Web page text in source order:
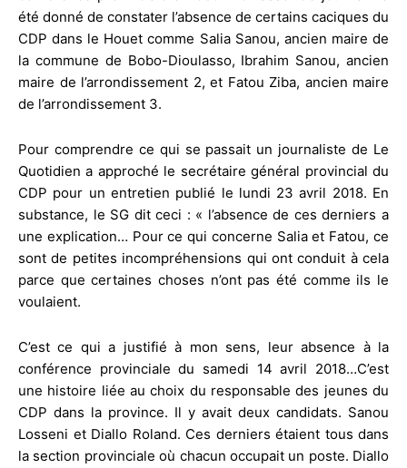
été donné de constater l’absence de certains caciques du
CDP dans le Houet comme Salia Sanou, ancien maire de
la commune de Bobo-Dioulasso, Ibrahim Sanou, ancien
maire de l’arrondissement 2, et Fatou Ziba, ancien maire
de l’arrondissement 3.
Pour comprendre ce qui se passait un journaliste de Le
Quotidien a approché le secrétaire général provincial du
CDP pour un entretien publié le lundi 23 avril 2018. En
substance, le SG dit ceci : « l’absence de ces derniers a
une explication… Pour ce qui concerne Salia et Fatou, ce
sont de petites incompréhensions qui ont conduit à cela
parce que certaines choses n’ont pas été comme ils le
voulaient.
C’est ce qui a justifié à mon sens, leur absence à la
conférence provinciale du samedi 14 avril 2018…C’est
une histoire liée au choix du responsable des jeunes du
CDP dans la province. Il y avait deux candidats. Sanou
Losseni et Diallo Roland. Ces derniers étaient tous dans
la section provinciale où chacun occupait un poste. Diallo